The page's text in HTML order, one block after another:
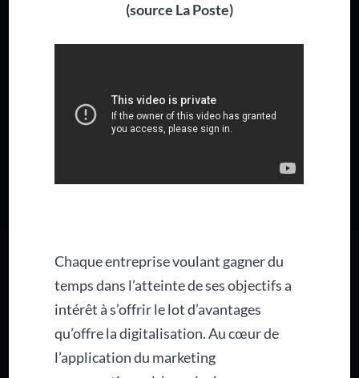
(source La Poste)
Chaque entreprise voulant gagner du
temps dans l’atteinte de ses objectifs a
intérêt à s’offrir le lot d’avantages
qu’offre la digitalisation. Au cœur de
l’application du marketing